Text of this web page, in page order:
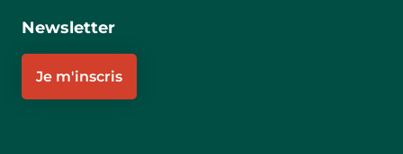
Newsletter
Je m'inscris